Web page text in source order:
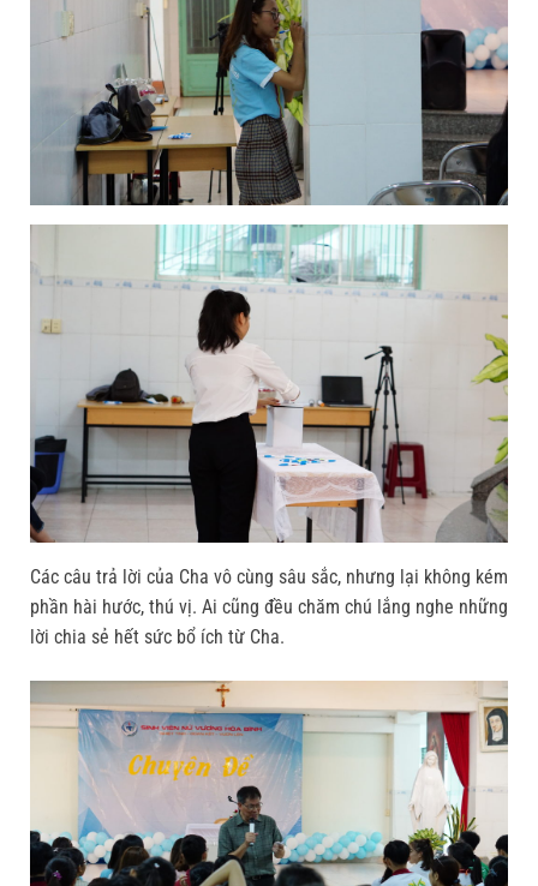
Các câu trả lời của Cha vô cùng sâu sắc, nhưng lại không kém
phần hài hước, thú vị. Ai cũng đều chăm chú lắng nghe những
lời chia sẻ hết sức bổ ích từ Cha.